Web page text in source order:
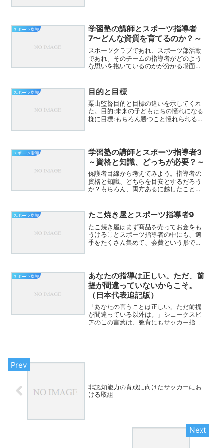
なるには？これまでは受け...
スポーツ指導
学習塾の講師とスポーツ指導者
7〜どんな資質を育てるのか？～
スポーツクラブであれ、スポーツ部活動
であれ、そのチームの指導者がどのよう
な思いを抱いているのかが分かる場面と
性を感じて選手たちで始めているかこの
スタート段階で指導者の哲...
スポーツ指導 目的と目標
栗山監督目的と目標の違いを示してくれ
た。目的:未来の子どもたちの憧れになる
様に目標:もちろん勝つこと憧れられる人
何？はつらつとしてい...
スポーツ指導
学習塾の講師とスポーツ指導者3
～資格と知識、どっちが必要？～
保護者目線から考えてみよう。指導者の
資格と知識、どちらを目安とするだろう
か？もちろん、両方あるに越したことは
用の規準ではないか。あるコーチは何の
資格もないまま、これまで...
スポーツ指導 たこ焼き屋とスポーツ指導者9
たこ焼き屋はまず商品を売ってお金をも
うけることスポーツ指導者の中にも、選
手をたくさん集めて、会費という形でも
もいる。そもそも、もうけ...
スポーツ指導
あなたの指導は正しい。ただ、前
提が間違っていないからこそ。
（日本代表追記版）
「あなたの言うことは正しい。ただ前提
が間違っている以外は。」シェークスピ
アのこの言葉は、教育にもサッカー指導
非認知能力の育成に向けたサッカーにお
ける取組